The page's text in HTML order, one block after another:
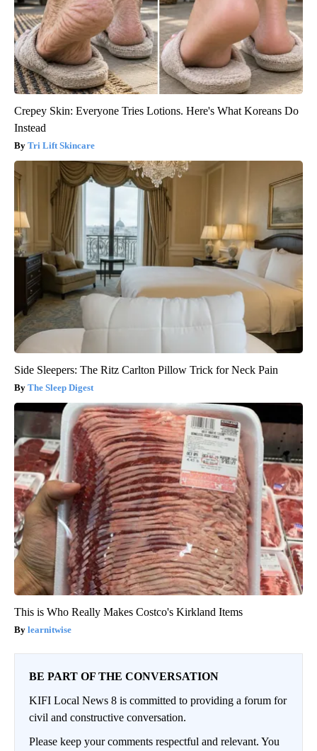
Crepey Skin: Everyone Tries Lotions. Here's What Koreans Do
Instead
Tri Lift Skincare
Side Sleepers: The Ritz Carlton Pillow Trick for Neck Pain
The Sleep Digest
This is Who Really Makes Costco's Kirkland Items
learnitwise
BE PART OF THE CONVERSATION
KIFI Local News 8 is committed to providing a forum for
civil and constructive conversation.
Please keep your comments respectful and relevant. You